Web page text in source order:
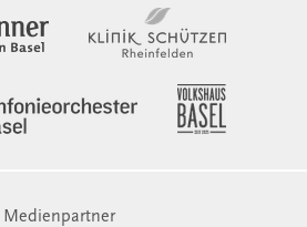
Medienpartner